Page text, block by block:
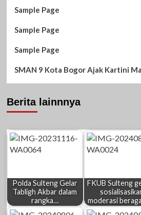
Sample Page
Sample Page
Sample Page
SMAN 9 Kota Bogor Ajak Kartini
Berita lainnnya
Polda Sulteng Gelar
Tabligh Akbar dalam
rangka…
FKUB Sulteng
moderasi